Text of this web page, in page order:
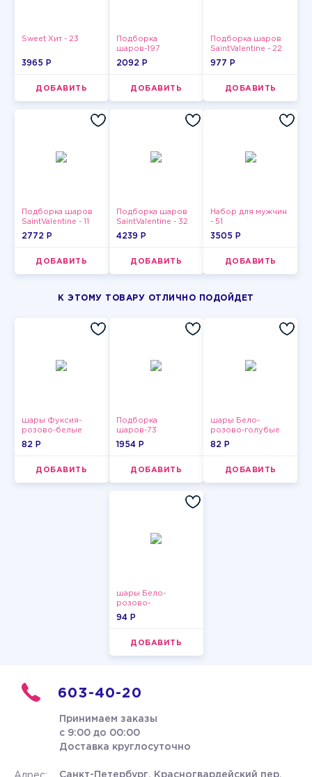
Sweet Хит - 23
3965 P
ДОБАВИТЬ
Подборка
шаров-197
2092 P
ДОБАВИТЬ
Подборка шаров
SaintValentine - 22
977 P
ДОБАВИТЬ
Подборка шаров
SaintValentine - 11
2772 P
ДОБАВИТЬ
Подборка шаров
SaintValentine - 32
4239 P
ДОБАВИТЬ
Набор для мужчин
- 51
3505 P
ДОБАВИТЬ
К ЭТОМУ ТОВАРУ ОТЛИЧНО ПОДОЙДЕТ
шары Фуксия-
розово-белые
пастельные
82 P
ДОБАВИТЬ
Подборка
шаров-73
1954 P
ДОБАВИТЬ
шары Бело-
розово-голубые
пастельные
82 P
ДОБАВИТЬ
шары Бело-
розово-
фиолетово-
94 P
ДОБАВИТЬ
603-40-20
Принимаем заказы
с 9:00 до 00:00
Доставка круглосуточно
Санкт-Петербург, Красногвардейский пер.